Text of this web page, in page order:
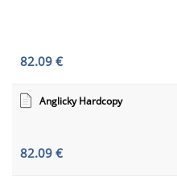
82.09 €
Anglicky Hardcopy
82.09 €